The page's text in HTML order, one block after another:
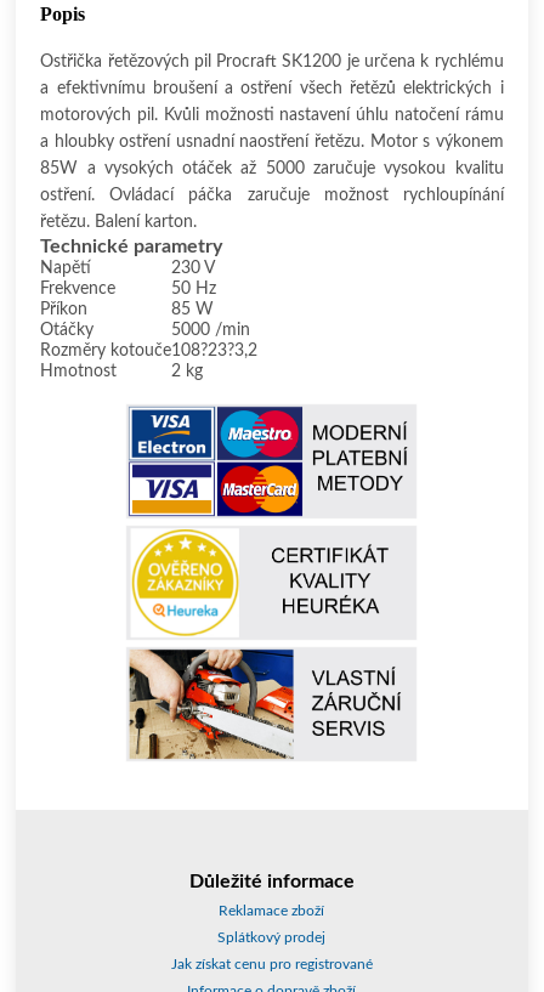
Popis
Ostřička řetězových pil Procraft SK1200 je určena k rychlému
a efektivnímu broušení a ostření všech řetězů elektrických i
motorových pil. Kvůli možnosti nastavení úhlu natočení rámu
a hloubky ostření usnadní naostření řetězu. Motor s výkonem
85W a vysokých otáček až 5000 zaručuje vysokou kvalitu
ostření. Ovládací páčka zaručuje možnost rychloupínání
řetězu. Balení karton.
Technické parametry
Napětí
230 V
Frekvence
50 Hz
Příkon
85 W
Otáčky
5000 /min
Rozměry kotouče108?23?3,2
Hmotnost
2 kg
Důležité informace
Reklamace zboží
Splátkový prodej
Jak získat cenu pro registrované